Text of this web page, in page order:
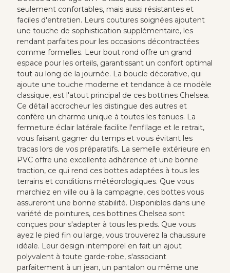
seulement confortables, mais aussi résistantes et
faciles d'entretien. Leurs coutures soignées ajoutent
une touche de sophistication supplémentaire, les
rendant parfaites pour les occasions décontractées
comme formelles. Leur bout rond offre un grand
espace pour les orteils, garantissant un confort optimal
tout au long de la journée. La boucle décorative, qui
ajoute une touche moderne et tendance à ce modèle
classique, est l'atout principal de ces bottines Chelsea.
Ce détail accrocheur les distingue des autres et
confère un charme unique à toutes les tenues. La
fermeture éclair latérale facilite l'enfilage et le retrait,
vous faisant gagner du temps et vous évitant les
tracas lors de vos préparatifs. La semelle extérieure en
PVC offre une excellente adhérence et une bonne
traction, ce qui rend ces bottes adaptées à tous les
terrains et conditions météorologiques. Que vous
marchiez en ville ou à la campagne, ces bottes vous
assureront une bonne stabilité. Disponibles dans une
variété de pointures, ces bottines Chelsea sont
conçues pour s'adapter à tous les pieds. Que vous
ayez le pied fin ou large, vous trouverez la chaussure
idéale. Leur design intemporel en fait un ajout
polyvalent à toute garde-robe, s'associant
parfaitement à un jean, un pantalon ou même une